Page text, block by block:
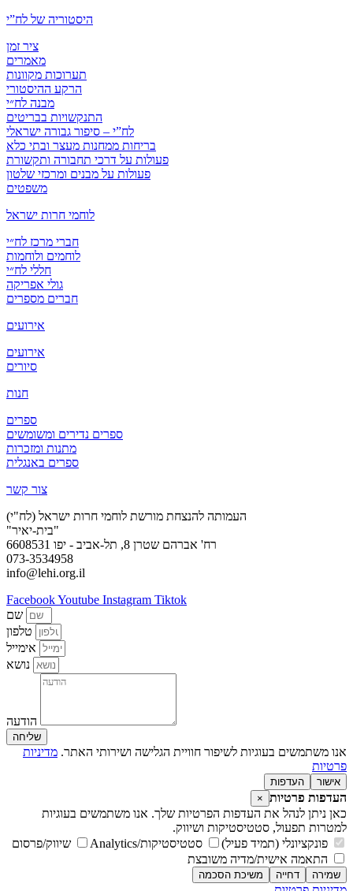
היסטוריה של לח”י
ציר זמן
מאמרים
תערוכות מקוונות
הרקע ההיסטורי
מבנה לח״י
התנקשויות בבריטים
לח”י – סיפור גבורה ישראלי
בריחות ממחנות מעצר ובתי כלא
פעולות על דרכי תחבורה ותקשורת
פעולות על מבנים ומרכזי שלטון
משפטים
לוחמי חרות ישראל
חברי מרכז לח״י
לוחמים ולוחמות
חללי לח״י
גולי אפריקה
חברים מספרים
אירועים
אירועים
סיורים
חנות
ספרים
ספרים נדירים ומשומשים
מתנות ומזכרות
ספרים באנגלית
צור קשר
העמותה להנצחת מורשת לוחמי חרות ישראל (לח"י)
"בית-יאיר"
רח' אברהם שטרן 8, תל-אביב - יפו 6608531
073-3534958
info@lehi.org.il
FacebookYoutube Instagram Tiktok
שליחה
אנו משתמשים בעוגיות לשיפור חוויית הגלישה ושירותי האתר. מדיניות
פרטיות
אישור העדפות
העדפות פרטיות ×
כאן ניתן לנהל את העדפות הפרטיות שלך. אנו משתמשים בעוגיות
למטרות תפעול, סטטיסטיקות ושיווק.
פונקציונלי (תמיד פעיל)
סטטיסטיקות/Analytics
שיווק/פרסום
התאמה אישית/מדיה משובצת
שמירה דחייה משיכת הסכמה